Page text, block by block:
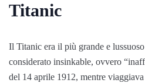
Titanic
Il Titanic era il più grande e
considerato insinkable, ovvero
del 14 aprile 1912, mentre